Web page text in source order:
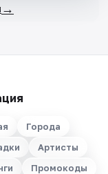
→
Города
Артисты
Промокоды